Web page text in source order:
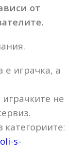
от
играчка, а
не
s-